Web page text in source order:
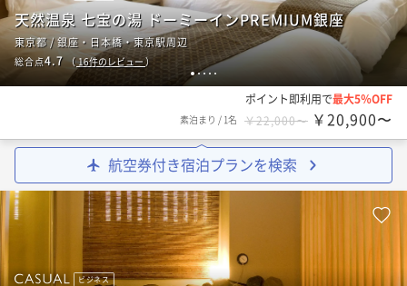
123 45
天然温泉 七宝の湯 ドーミーインPREMIUM銀座
東京都 / 銀座・日本橋・東京駅周辺
総合点4.7（16件のレビュー）
ポイント即利用で最大5％OFF
素泊まり / 1名 ￥22,000〜 ￥20,900〜
航空券付き宿泊プランを検索
ビジネス